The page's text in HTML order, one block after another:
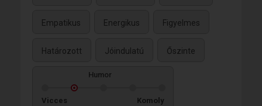
Empatikus Energikus Figyelmes
Határozott Jóindulatú Őszinte
Humor
Vicces Komoly